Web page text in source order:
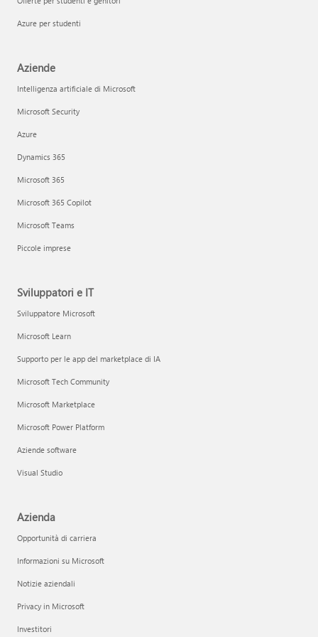
Azure per studenti
Aziende
Intelligenza artificiale di Microsoft
Microsoft Security
Azure
Dynamics 365
Microsoft 365
Microsoft 365 Copilot
Microsoft Teams
Piccole imprese
Sviluppatori e IT
Sviluppatore Microsoft
Microsoft Learn
Supporto per le app del marketplace di IA
Microsoft Tech Community
Microsoft Marketplace
Microsoft Power Platform
Aziende software
Visual Studio
Azienda
Opportunità di carriera
Informazioni su Microsoft
Notizie aziendali
Privacy in Microsoft
Investitori